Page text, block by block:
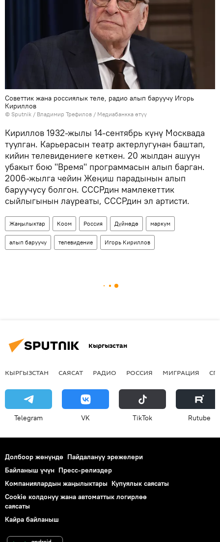
Советтик жана россиялык теле, радио алып баруучу Игорь
Кириллов
© Sputnik / Владимир Трефилов / Медиабанкка өтүү
Кириллов 1932-жылы 14-сентябрь күнү Москвада
туулган. Карьерасын театр актерлугунан баштап,
кийин телевидениеге кеткен. 20 жылдан ашуун
убакыт бою "Время" программасын алып барган.
2006-жылга чейин Жеңиш парадынын алып
баруучусу болгон. СССРдин мамлекеттик
сыйлыгынын лауреаты, СССРдин эл артисти.
Жаңылыктар Коом Россия Дүйнөдө маркум
алып баруучу телевидение Игорь Кириллов
Кыргызстан
КЫРГЫЗСТАН САЯСАТ РАДИО РОССИЯ МИГРАЦИЯ
Telegram VK ТikТоk Rutube
Долбоор жөнүндө Пайдалануу эрежелери
Байланыш үчүн Пресс-релиздер
Компаниялардын жаңылыктары Купуялык саясаты
Cookie колдонуу жана автоматтык логирлөө
саясаты
Кайра байланыш